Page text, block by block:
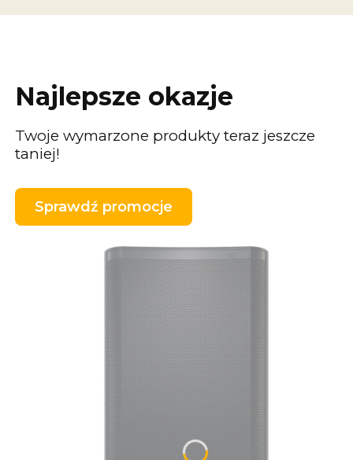
Najlepsze okazje
Twoje wymarzone produkty teraz jeszcze
taniej!
Sprawdź promocje